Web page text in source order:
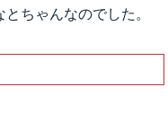
ちゃんなのでした。